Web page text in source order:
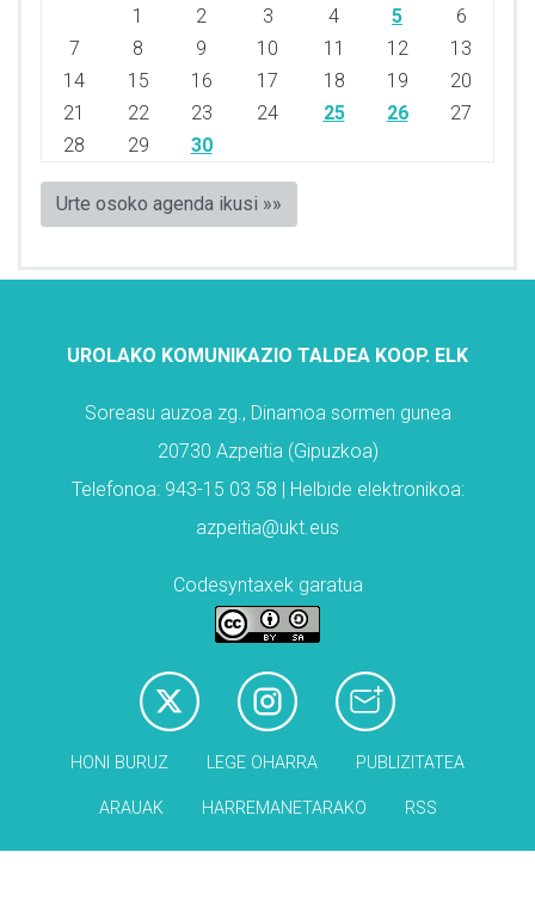
1
2 3 4 5
6
7
8 9 10 11 12
13
14
15 16 17 18 19
20
21
22 23 24 25 26
27
28
29 30
Urte osoko agenda ikusi »»
UROLAKO KOMUNIKAZIO TALDEA KOOP. ELK
Soreasu auzoa zg., Dinamoa sormen gunea
20730 Azpeitia (Gipuzkoa)
Telefonoa: 943-15 03 58 | Helbide elektronikoa:
azpeitia@ukt.eus
Codesyntaxek garatua
HONI BURUZ LEGE OHARRA PUBLIZITATEA
ARAUAK HARREMANETARAKO RSS